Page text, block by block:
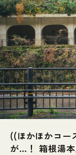
((ほかほかコー
が…！ 箱根湯